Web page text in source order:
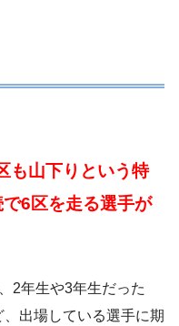
も山下りという特
6区を走る選手が
2年生や3年生だった
出場している選手に期